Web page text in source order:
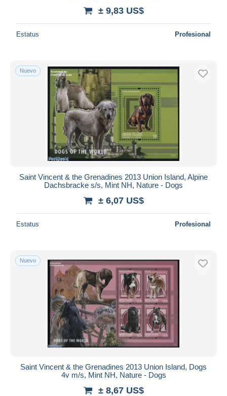
± 9,83 US$
Estatus Profesional
Nuevo
Saint Vincent & the Grenadines 2013 Union Island, Alpine
Dachsbracke s/s, Mint NH, Nature - Dogs
± 6,07 US$
Estatus Profesional
Nuevo
Saint Vincent & the Grenadines 2013 Union Island, Dogs
4v m/s, Mint NH, Nature - Dogs
± 8,67 US$